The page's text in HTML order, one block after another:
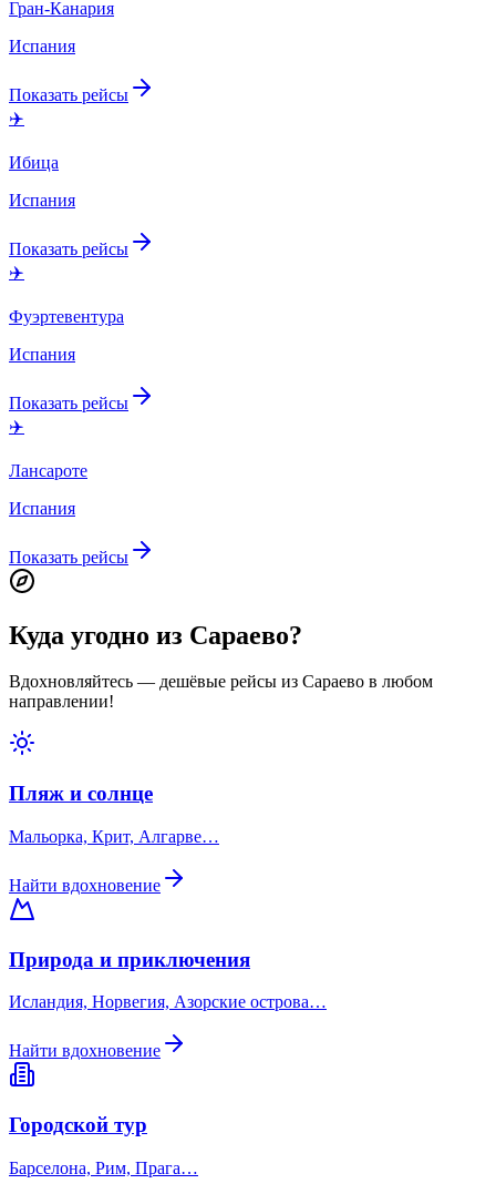
Гран-Канария
Испания
Показать рейсы
✈️
Ибица
Испания
Показать рейсы
✈️
Фуэртевентура
Испания
Показать рейсы
✈️
Лансароте
Испания
Показать рейсы
Куда угодно из Сараево?
Вдохновляйтесь — дешёвые рейсы из Сараево в любом
направлении!
Пляж и солнце
Мальорка, Крит, Алгарве…
Найти вдохновение
Природа и приключения
Исландия, Норвегия, Азорские острова…
Найти вдохновение
Городской тур
Барселона, Рим, Прага…